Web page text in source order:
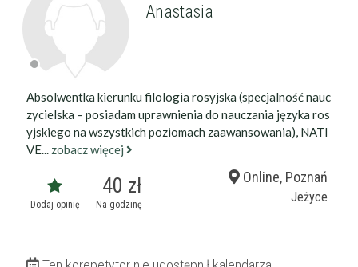
Anastasia
Absolwentka kierunku filologia rosyjska (specjalność nauc
zycielska – posiadam uprawnienia do nauczania języka ros
yjskiego na wszystkich poziomach zaawansowania), NATI
VE... zobacz więcej
Dodaj opinię
40 zł
Na godzinę
Online, Poznań
Jeżyce